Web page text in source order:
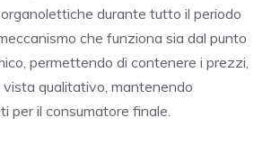
durante tutto il periodo
che funziona sia dal punto
permettendo di contenere i prezzi,
vista qualitativo, mantenendo
per il consumatore finale.